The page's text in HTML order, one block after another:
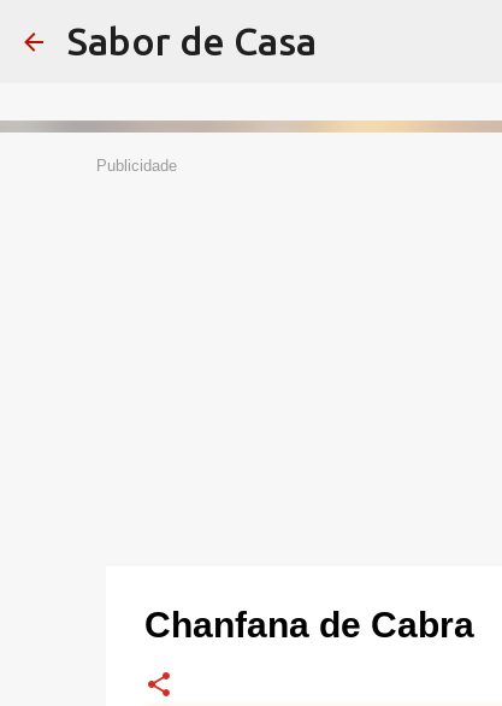
Sabor de Casa
Publicidade
Chanfana de Cabra